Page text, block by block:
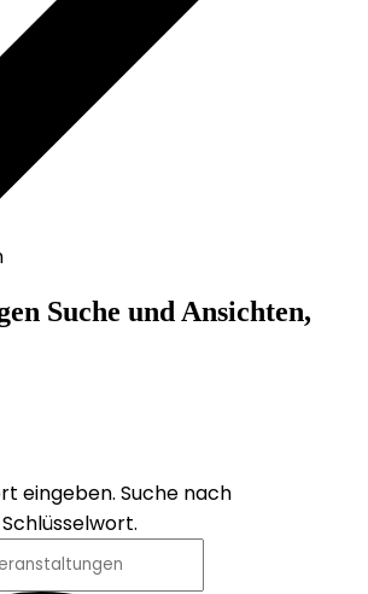
Suche und Ansichten,
eingeben. Suche nach